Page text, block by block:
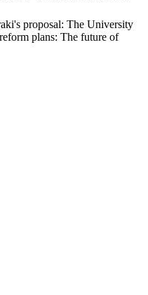
proposal: The University
plans: The future of